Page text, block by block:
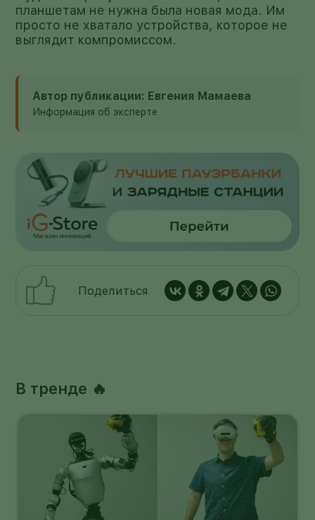
планшетам не нужна была новая мода. Им
просто не хватало устройства, которое не
выглядит компромиссом.
Автор публикации: Евгения Мамаева
Информация об эксперте
Поделиться
В тренде 🔥